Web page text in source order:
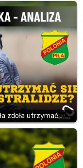
zdoła utrzymać…